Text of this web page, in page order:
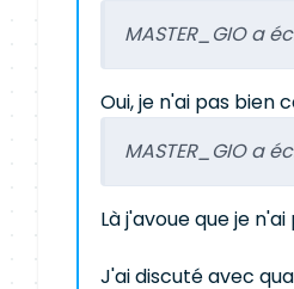
MASTER_GIO a
Oui, je n'ai pas bien
MASTER_GIO a
Là j'avoue que je
J'ai discuté avec